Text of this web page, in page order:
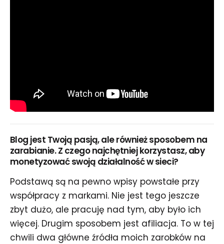
Blog jest Twoją pasją, ale również sposobem na
zarabianie. Z czego najchętniej korzystasz, aby
monetyzować swoją działalność w sieci?
Podstawą są na pewno wpisy powstałe przy
współpracy z markami. Nie jest tego jeszcze
zbyt dużo, ale pracuję nad tym, aby było ich
więcej. Drugim sposobem jest afiliacja. To w tej
chwili dwa główne źródła moich zarobków na